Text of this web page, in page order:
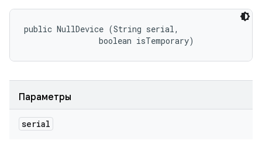
public NullDevice (String serial,
                boolean isTemporary)
Параметры
serial